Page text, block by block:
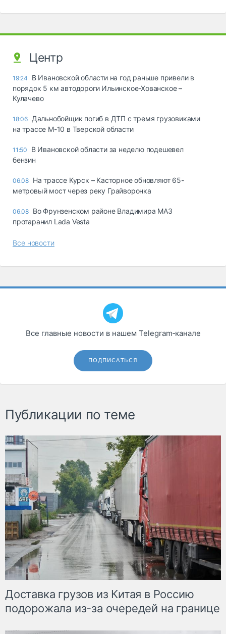
Центр
19:24
В Ивановской области на год раньше привели в
порядок 5 км автодороги Ильинское-Хованское –
Кулачево
18:06 Дальнобойщик погиб в ДТП с тремя грузовиками
на трассе М-10 в Тверской области
11:50
В Ивановской области за неделю подешевел
бензин
06.08 На трассе Курск – Касторное обновляют 65-
метровый мост через реку Грайворонка
06.08 Во Фрунзенском районе Владимира МАЗ
протаранил Lada Vesta
Все новости
Все главные новости в нашем Telegram‑канале
ПОДПИСАТЬСЯ
Публикации по теме
Доставка грузов из Китая в Россию
подорожала из-за очередей на границе